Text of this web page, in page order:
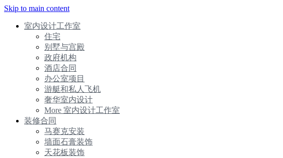
Skip to main content
室内设计工作室
住宅
别墅与宫殿
政府机构
酒店合同
办公室项目
游艇和私人飞机
奢华室内设计
More 室内设计工作室
装修合同
马赛克安装
墙面石膏装饰
天花板装饰